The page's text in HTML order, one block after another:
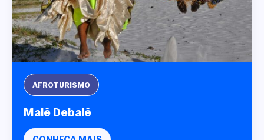
AFROTURISMO
Malê Debalê